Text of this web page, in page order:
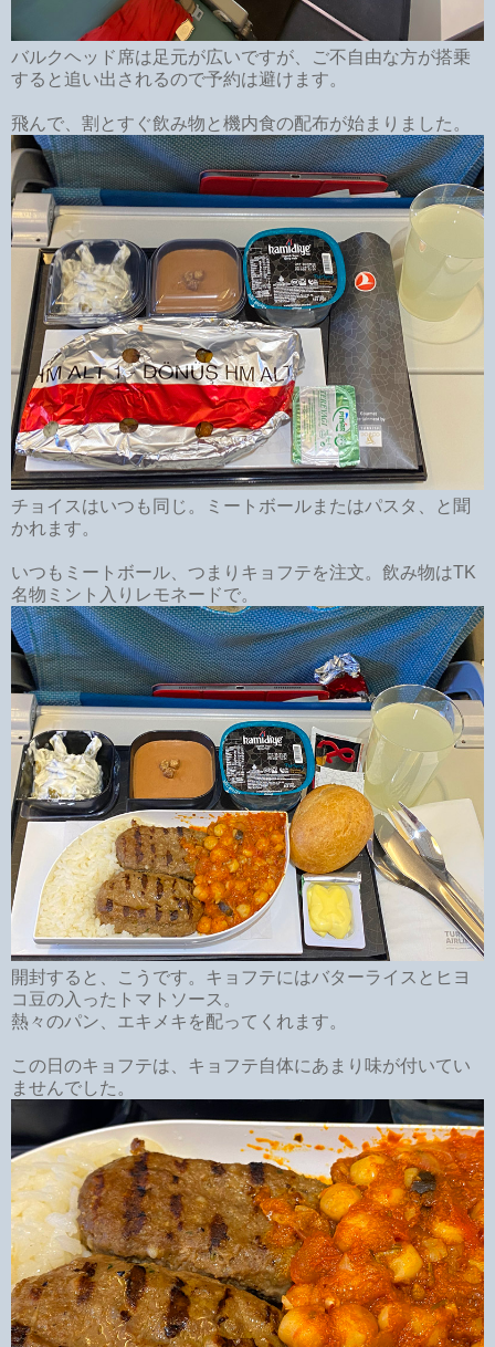
バルクヘッド席は足元が広いですが、ご不自由な方が搭乗
すると追い出されるので予約は避けます。
飛んで、割とすぐ飲み物と機内食の配布が始まりました。
チョイスはいつも同じ。ミートボールまたはパスタ、と聞
かれます。
いつもミートボール、つまりキョフテを注文。飲み物はTK
名物ミント入りレモネードで。
開封すると、こうです。キョフテにはバターライスとヒヨ
コ豆の入ったトマトソース。
熱々のパン、エキメキを配ってくれます。
この日のキョフテは、キョフテ自体にあまり味が付いてい
ませんでした。